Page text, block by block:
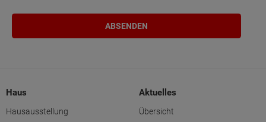
Haus
Hausausstellung
Aktuelles
Übersicht